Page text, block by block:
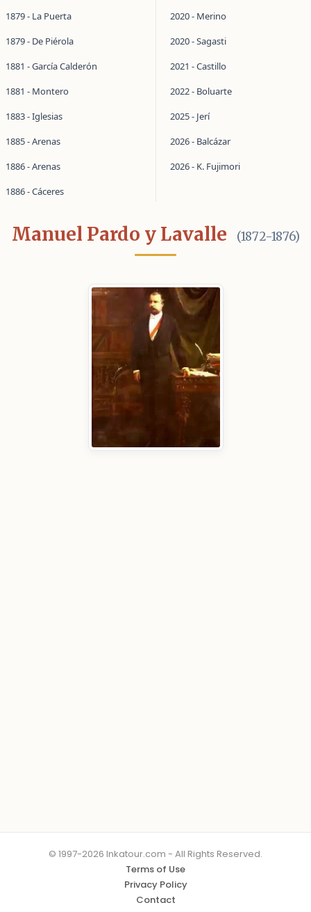
1879 - La Puerta
1879 - De Piérola
1881 - García Calderón
1881 - Montero
1883 - Iglesias
1885 - Arenas
1886 - Arenas
1886 - Cáceres
2020 - Merino
2020 - Sagasti
2021 - Castillo
2022 - Boluarte
2025 - Jerí
2026 - Balcázar
2026 - K. Fujimori
Manuel Pardo y Lavalle (1872-1876)
© 1997-2026 Inkatour.com - All Rights Reserved.
Terms of Use
Privacy Policy
Contact